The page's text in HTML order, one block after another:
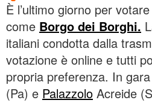
È l’ultimo giorno per
come Borgo dei Borghi.
italiani condotta dalla
votazione è online e tutti
propria preferenza. In
(Pa) e Palazzolo Acreide